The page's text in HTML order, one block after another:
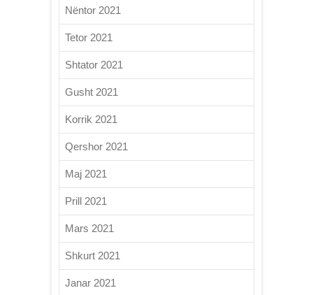
Nëntor 2021
Tetor 2021
Shtator 2021
Gusht 2021
Korrik 2021
Qershor 2021
Maj 2021
Prill 2021
Mars 2021
Shkurt 2021
Janar 2021